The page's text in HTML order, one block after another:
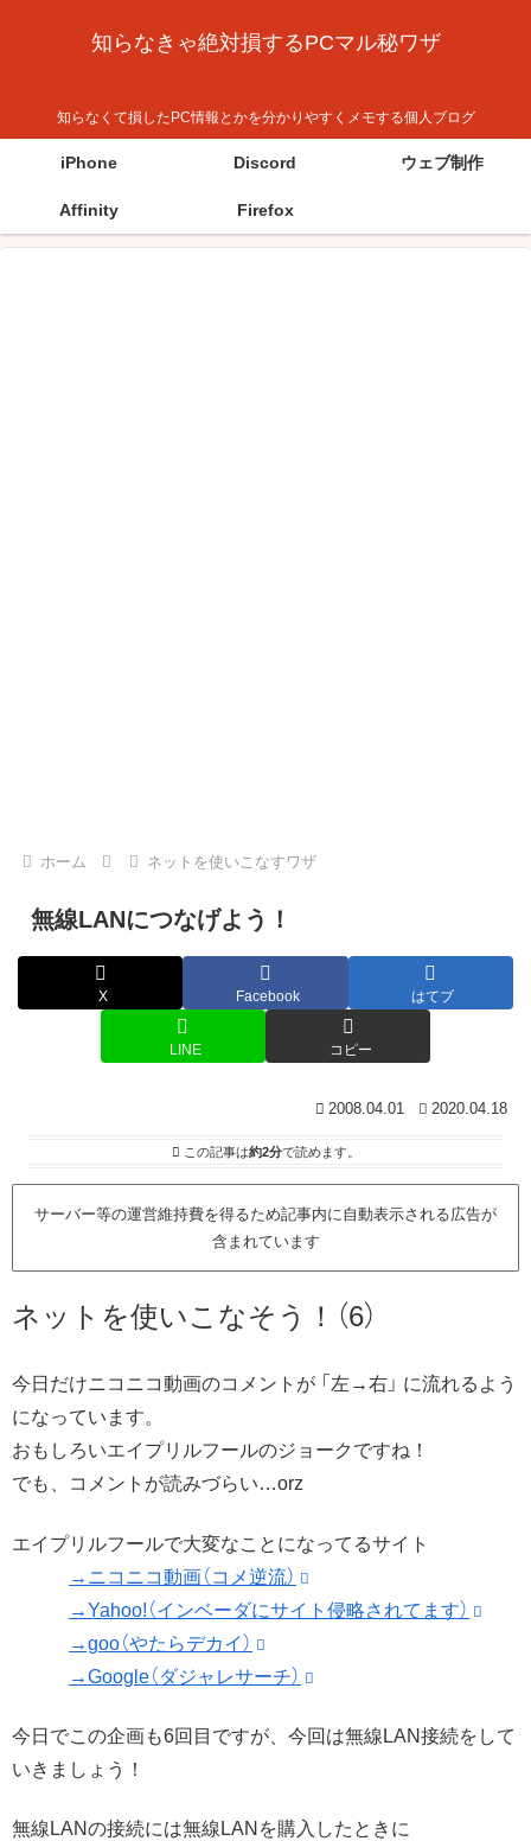
知らなきゃ絶対損するPCマル秘ワザ
知らなくて損したPC情報とかを分かりやすくメモする個人ブログ
iPhone Discord ウェブ制作
Affinity Firefox
ホーム ネットを使いこなすワザ
無線LANにつなげよう！
X Facebook はてブ
LINE コピー
2008.04.01 2020.04.18
この記事は約2分で読めます。
サーバー等の運営維持費を得るため記事内に自動表示される広告が
含まれています
ネットを使いこなそう！（6）
今日だけニコニコ動画のコメントが 「左→右」 に流れるよう
になっています。
おもしろいエイプリルフールのジョークですね！
でも、コメントが読みづらい…orz
エイプリルフールで大変なことになってるサイト
→ニコニコ動画（コメ逆流）
→Yahoo!（インベーダにサイト侵略されてます）
→goo（やたらデカイ）
→Google（ダジャレサーチ）
今日でこの企画も6回目ですが、今回は無線LAN接続をして
いきましょう！
無線LANの接続には無線LANを購入したときに